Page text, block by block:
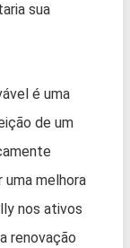
sua
é uma
de um
uma melhora
nos ativos
renovação